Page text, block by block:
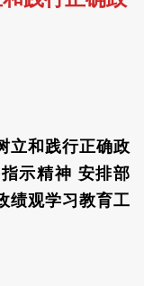
立和践行正确政
示精神 安排部
绩观学习教育工